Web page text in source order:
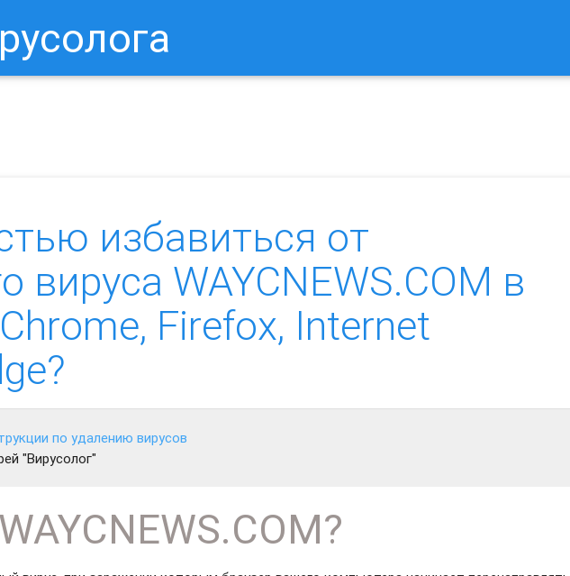
избавиться от
вируса WAYCNEWS.COM в
Firefox, Internet
по удалению вирусов
"Вирусолог"